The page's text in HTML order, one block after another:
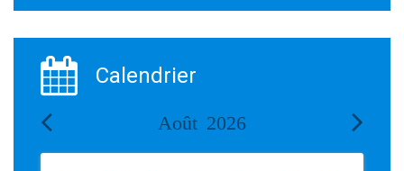
Calendrier
Août 2026